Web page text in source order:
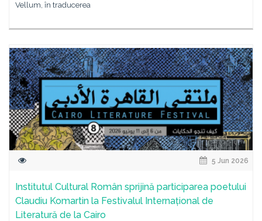
Vellum, în traducerea
5 Jun 2026
Institutul Cultural Român sprijină participarea poetului
Claudiu Komartin la Festivalul Internațional de
Literatură de la Cairo